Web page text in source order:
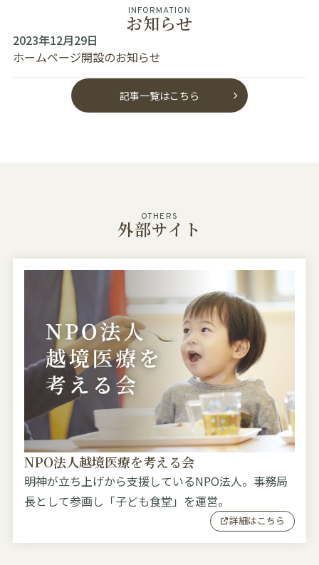
INFORMATION
お知らせ
2023年12月29日
ホームページ開設のお知らせ
記事一覧はこちら
OTHERS
外部サイト
NPO法人越境医療を考える会
明神が立ち上げから支援しているNPO法人。事務局
長として参画し「子ども食堂」を運営。
詳細はこちら